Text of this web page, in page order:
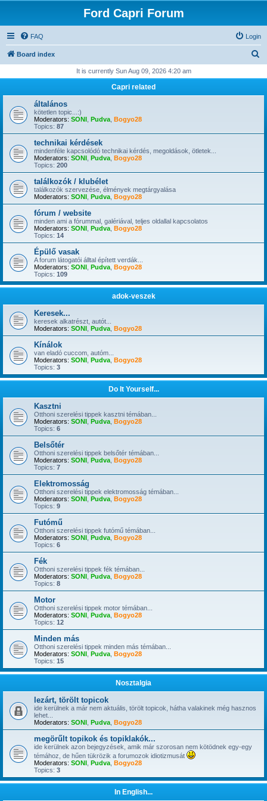
Ford Capri Forum
FAQ Login
Board index
r
It is currently Sun Aug 09, 2026 4:20 am
Capri related
általános
kötetlen topic...:)
Moderators: SONI Pudva Bogyo28
Topics: 87
technikai kérdések
mindenféle kapcsolódó technikai kérdés, megoldások, ötletek...
Moderators: SONI Pudva Bogyo28
Topics: 200
találkozók / klubélet
találkozók szervezése, élmények megtárgyalása
Moderators: SONI Pudva Bogyo28
fórum / website
minden ami a fórummal, galériával, teljes oldallal kapcsolatos
Moderators: SONI Pudva Bogyo28
Topics: 14
Épülő vasak
A forum látogatói álltal épített verdák...
Moderators: SONI Pudva Bogyo28
Topics: 109
adok-veszek
Keresek...
keresek alkatrészt, autót...
Moderators: SONI Pudva Bogyo28
Kínálok
van eladó cuccom, autóm...
Moderators: SONI Pudva Bogyo28
Topics: 3
Do It Yourself...
Kasztni
Otthoni szerelési tippek kasztni témában...
Moderators: SONI Pudva Bogyo28
Topics: 6
Belsőtér
Otthoni szerelési tippek belsőtér témában...
Moderators: SONI Pudva Bogyo28
Topics: 7
Elektromosság
Otthoni szerelési tippek elektromosság témában...
Moderators: SONI Pudva Bogyo28
Topics: 9
Futómű
Otthoni szerelési tippek futómű témában...
Moderators: SONI Pudva Bogyo28
Topics: 6
Fék
Otthoni szerelési tippek fék témában...
Moderators: SONI Pudva Bogyo28
Topics: 8
Motor
Otthoni szerelési tippek motor témában...
Moderators: SONI Pudva Bogyo28
Topics: 12
Minden más
Otthoni szerelési tippek minden más témában...
Moderators: SONI Pudva Bogyo28
Topics: 15
Nosztalgia
lezárt, törölt topicok
ide kerülnek a már nem aktuális, törölt topicok, hátha valakinek még hasznos
lehet...
Moderators: SONI Pudva Bogyo28
megörűlt topikok és topiklakók...
ide kerülnek azon bejegyzések, amik már szorosan nem kötödnek egy-egy
témához, de hűen tükrözik a forumozok idiotizmusát
Moderators: SONI Pudva Bogyo28
Topics: 3
In English...